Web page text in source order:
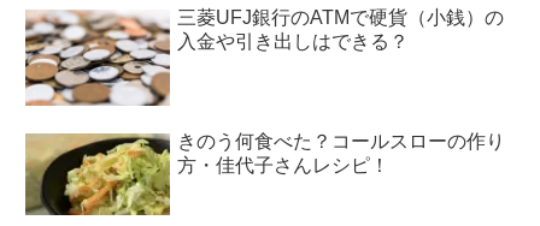
三菱UFJ銀行のATMで硬貨（小銭）の
入金や引き出しはできる？
きのう何食べた？コールスローの作り
方・佳代子さんレシピ！